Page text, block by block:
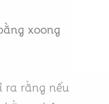
xoong
ra rằng nếu